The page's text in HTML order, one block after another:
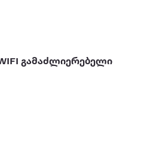
WIFI გამაძლიერებელი